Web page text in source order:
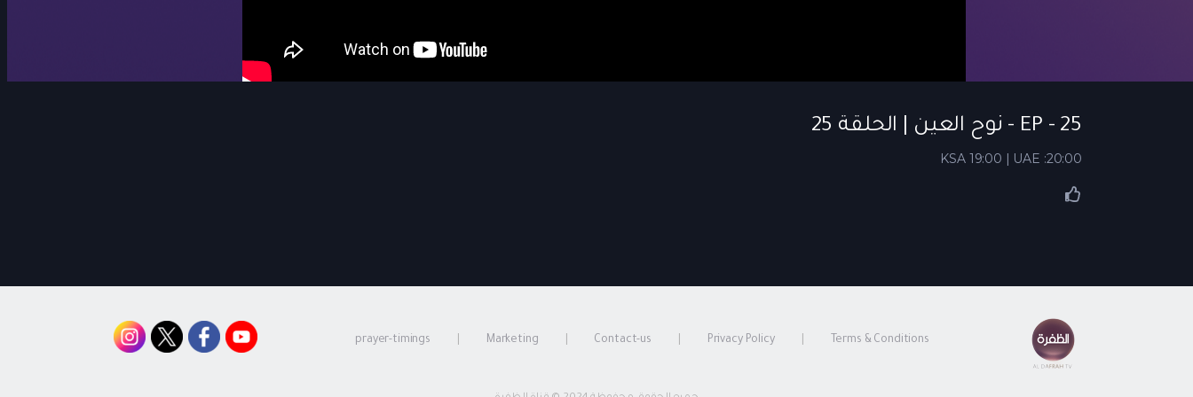
EP - 25 - نوح العين | الحلقة 25
KSA 19:00 | UAE :20:00
Terms & Conditions
Privacy Policy
Contact-us
Marketing
prayer-timings